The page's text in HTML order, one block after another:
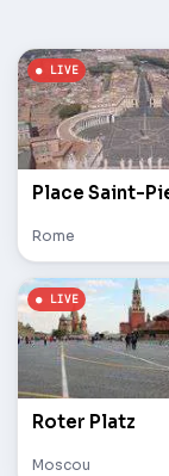
Rome
Roter Platz
Moscou